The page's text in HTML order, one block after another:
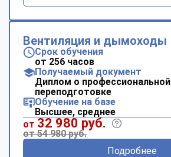
Вентиляция и дымоходы
Срок обучения
от 256 часов
Получаемый документ
Диплом о профессиональной
переподготовке
Обучение на базе
Высшее, среднее
от 32 980 руб.
от 54 980 руб.
Подробнее